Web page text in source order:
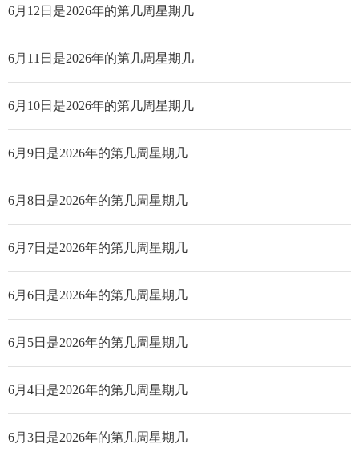
6月12日是2026年的第几周星期几
6月11日是2026年的第几周星期几
6月10日是2026年的第几周星期几
6月9日是2026年的第几周星期几
6月8日是2026年的第几周星期几
6月7日是2026年的第几周星期几
6月6日是2026年的第几周星期几
6月5日是2026年的第几周星期几
6月4日是2026年的第几周星期几
6月3日是2026年的第几周星期几